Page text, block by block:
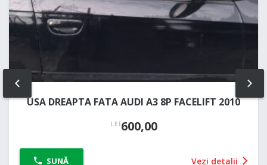
USA DREAPTA FATA AUDI A3 8P FACELIFT 2010
LEI600,00
SUNĂ Vezi detalii
PREV